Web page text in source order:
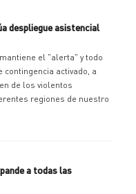
despliegue asistencial
el "alerta" y todo
activado, a
de los violentos
regiones de nuestro
a todas las